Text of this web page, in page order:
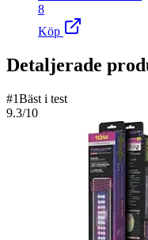
8
Köp
Detaljerade
#1Bäst i test
9.3/10